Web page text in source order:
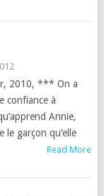
2010, *** On a
con­fi­ance à
Annie,
le garçon qu’elle
Read More